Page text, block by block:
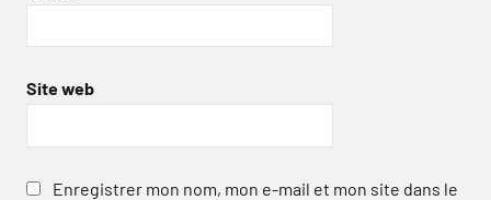
Site web
Enregistrer mon nom, mon e-mail et mon site dans le